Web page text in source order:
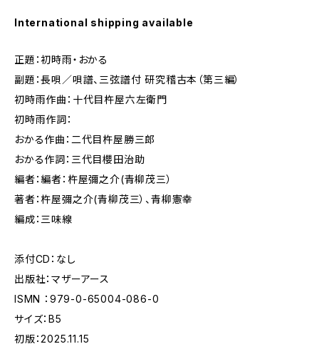
International shipping available
正題：初時雨・おかる
副題：長唄／唄譜、三弦譜付 研究稽古本（第三編）
初時雨作曲：十代目杵屋六左衛門
初時雨作詞：
おかる作曲：二代目杵屋勝三郎
おかる作詞：三代目櫻田治助
編者：編者：杵屋彌之介(青柳茂三）
著者：杵屋彌之介(青柳茂三）、青柳憲幸
編成：三味線
添付CD：なし
出版社：マザーアース
ISMN ：979-0-65004-086-0
サイズ：B5
初版：2025.11.15